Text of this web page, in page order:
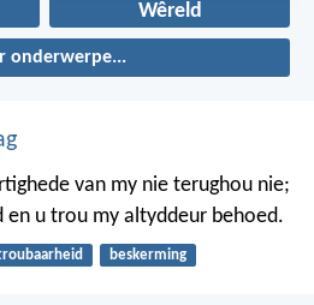
Wêreld
onderwerpe...
van my nie terughou nie;
u trou my altyddeur behoed.
beskerming